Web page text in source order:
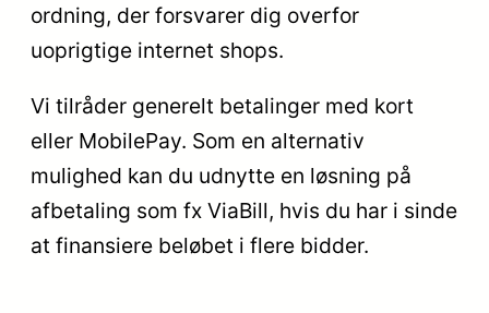
ordning, der forsvarer dig overfor
uoprigtige internet shops.
Vi tilråder generelt betalinger med kort
eller MobilePay. Som en alternativ
mulighed kan du udnytte en løsning på
afbetaling som fx ViaBill, hvis du har i sinde
at finansiere beløbet i flere bidder.